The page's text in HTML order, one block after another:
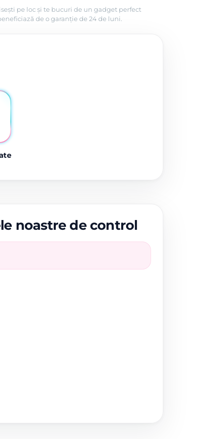
pe loc și te bucuri de un gadget perfect
de o garanție de 24 de luni.
noastre de control